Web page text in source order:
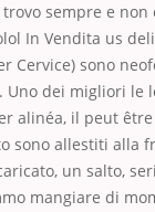
sempre e non
In Vendita us
Cervice) sono
Uno dei migliori le
alinéa, il peut
sono allestiti alla
un salto,
mangiare di